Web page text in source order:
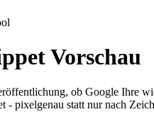
Vorschau
ob Google Ihre
- pixelgenau statt nur nach